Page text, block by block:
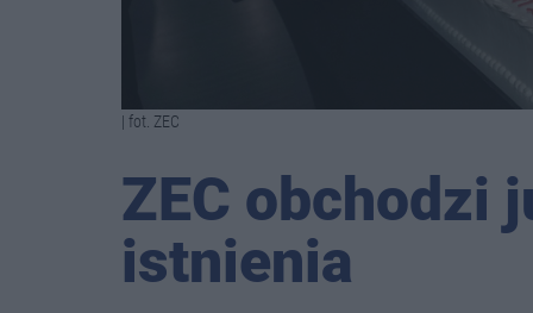
| fot. ZEC
ZEC obchodzi
istnienia